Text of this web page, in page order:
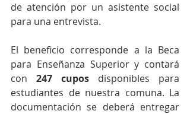
de atención por un asistente social
para una entrevista.
El beneficio corresponde a la Beca
para Enseñanza Superior y contará
con 247 cupos disponibles para
estudiantes de nuestra comuna. La
documentación se deberá entregar